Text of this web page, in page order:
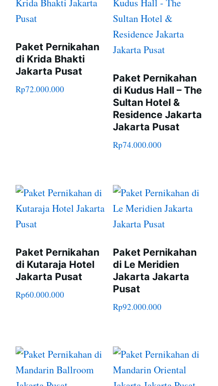
Paket Pernikahan
di Krida Bhakti
Jakarta Pusat
Rp72.000.000
Paket Pernikahan
di Kudus Hall – The
Sultan Hotel &
Residence Jakarta
Jakarta Pusat
Rp74.000.000
Paket Pernikahan
di Kutaraja Hotel
Jakarta Pusat
Rp60.000.000
Paket Pernikahan
di Le Meridien
Jakarta Jakarta
Pusat
Rp92.000.000